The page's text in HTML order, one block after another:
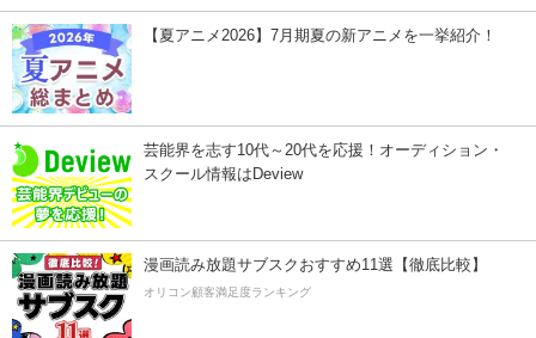
【夏アニメ2026】7月期夏の新アニメを一挙紹介！
芸能界を志す10代～20代を応援！オーディション・
スクール情報はDeview
漫画読み放題サブスクおすすめ11選【徹底比較】
オリコン顧客満足度ランキング